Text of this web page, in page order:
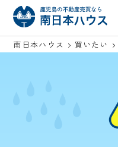
南日本ハウス 買いたい